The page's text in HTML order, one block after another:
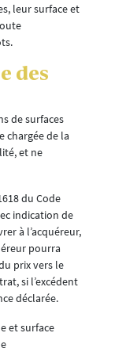
leur surface et
des
de surfaces
chargée de la
et ne
du Code
indication de
à l’acquéreur,
pourra
prix vers le
si l’excédent
déclarée.
et surface